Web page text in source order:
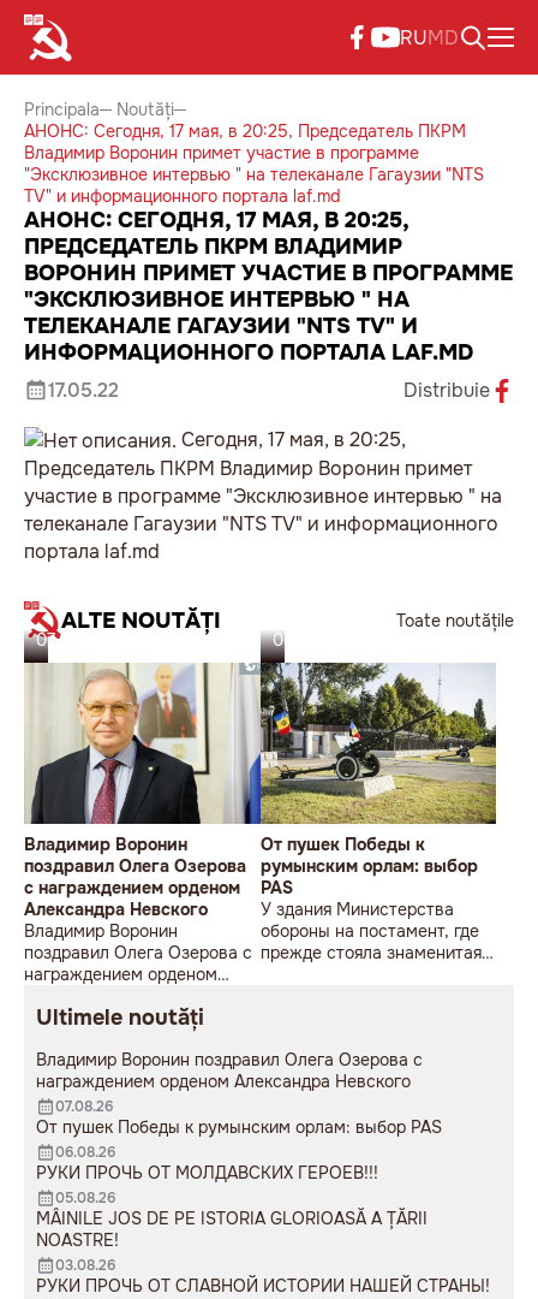
RUMD
Principala
Noutăți
АНОНС: Сегодня, 17 мая, в 20:25, Председатель ПКРМ
Владимир Воронин примет участие в программе
"Эксклюзивное интервью " на телеканале Гагаузии "NTS
TV" и информационного портала laf.md
АНОНС: СЕГОДНЯ, 17 МАЯ, В 20:25,
ПРЕДСЕДАТЕЛЬ ПКРМ ВЛАДИМИР
ВОРОНИН ПРИМЕТ УЧАСТИЕ В ПРОГРАММЕ
"ЭКСКЛЮЗИВНОЕ ИНТЕРВЬЮ " НА
ТЕЛЕКАНАЛЕ ГАГАУЗИИ "NTS TV" И
ИНФОРМАЦИОННОГО ПОРТАЛА LAF.MD
17.05.22
Distribuie
Сегодня, 17 мая, в 20:25,
Председатель ПКРМ Владимир Воронин примет
участие в программе "Эксклюзивное интервью " на
телеканале Гагаузии "NTS TV" и информационного
портала laf.md
ALTE NOUTĂȚI
Toate noutățile
07.08.26
Владимир Воронин
поздравил Олега Озерова
с награждением орденом
Александра Невского
Владимир Воронин
поздравил Олега Озерова с
награждением орденом
06.08.26
От пушек Победы к
румынским орлам: выбор
PAS
У здания Министерства
обороны на постамент, где
прежде стояла знаменитая
Ultimele noutăți
Владимир Воронин поздравил Олега Озерова с
награждением орденом Александра Невского
07.08.26
От пушек Победы к румынским орлам: выбор PAS
06.08.26
РУКИ ПРОЧЬ ОТ МОЛДАВСКИХ ГЕРОЕВ!!!
05.08.26
MÂINILE JOS DE PE ISTORIA GLORIOASĂ A ȚĂRII
NOASTRE!
03.08.26
РУКИ ПРОЧЬ ОТ СЛАВНОЙ ИСТОРИИ НАШЕЙ СТРАНЫ!